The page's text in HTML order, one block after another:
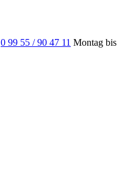
0 99 55 / 90 47 11 Montag bis